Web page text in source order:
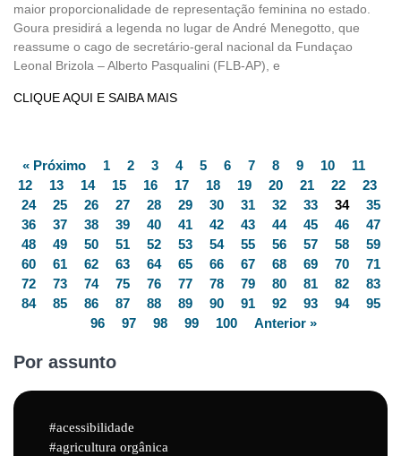
maior proporcionalidade de representação feminina no estado.
Goura presidirá a legenda no lugar de André Menegotto, que
reassume o cago de secretário-geral nacional da Fundaçao
Leonal Brizola – Alberto Pasqualini (FLB-AP), e
CLIQUE AQUI E SAIBA MAIS
« Próximo 1 2 3 4 5 6 7 8 9 10
11
12
13 14 15 16 17 18 19 20 21 22
23
24
25 26 27 28 29 30 31 32 33 34
35
36
37 38 39 40 41 42 43 44 45 46
47
48
49 50 51 52 53 54 55 56 57 58
59
60
61 62 63 64 65 66 67 68 69 70
71
72
73 74 75 76 77 78 79 80 81 82
83
84
85 86 87 88 89 90 91 92 93 94
95
96
97 98 99 100 Anterior »
Por assunto
acessibilidade
agricultura orgânica